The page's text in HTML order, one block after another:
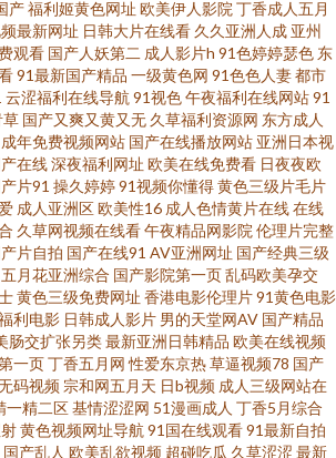
91晚间福利社 新91视频福利 福利网址在线视频观看
99成人五码人妻 久久精品8 熟女视频91九色 在线求
精品99久久 91抖音官网 91传媒magnet 先锋最新资
在线 激情六月天婷婷 国产视频第3页 后入大雷黑丝
91黄色视频在线观看 色情人妖伪娘一区 国产福利
韩阿v片在线观看 久久国产精品久久 www91看片 国
豆花直播漏点 日本欧美大片 成人91 91超碰在线最
情文学自拍视频 91在线播放福利 夜间五月天AV 老
品 中日韩传媒一区 另类vv 91在线精品免费视频 91
产福利姬黄色网址 欧美伊人影院 丁香成人五月
最新网址 日韩大片在线看 久久亚洲人成 亚州
观看 国产人妖第二 成人影片h 91色婷婷瑟色 东
91最新国产精品 一级黄色网 91色色人妻都市
云涩福利在线导航 91视色午夜福利在线网站91
草 国产又爽又黄又无 久草福利资源网 东方成人
成年免费视频网站 国产在线播放网站 亚洲日本视
在线深夜福利网址 欧美在线免费看 日夜夜欧
片91 操久婷婷91视频你懂得黄色三级片毛片
成人亚洲区欧美性16 成人色情黄片在线在线
久草网视频在线看午夜精品网影院 伦理片完整
片自拍 国产在线91 AV亚洲网址 国产经典三级
五月花亚洲综合 国产影院第一页乱码欧美孕交
黄色三级免费网址 香港电影伦理片91黄色电影
利电影 日韩成人影片 男的天堂网AV 国产精品
肠交扩张另类最新亚洲日韩精品 欧美在线视频
一页丁香五月网 性爱东京热草逼视频78 国产
码视频 宗和网五月天 日b视频 成人三级网站在
一精二区基情涩涩网 51漫画成人 丁香5月综合
黄色视频网址导航 91国在线观看91最新自拍
国产乱人 欧美乱欲视频 超碰吃瓜 久草涩涩 最新